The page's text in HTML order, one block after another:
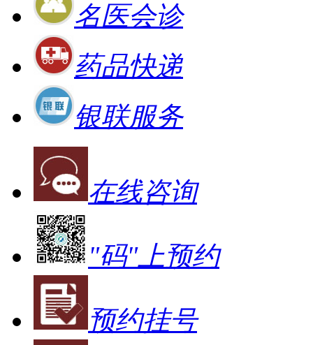
名医会诊
药品快递
银联服务
在线咨询
"码"上预约
预约挂号